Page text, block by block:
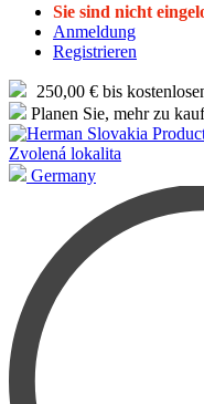
Sie sind nicht
Anmeldung
Registrieren
250,00 € bis
Planen Sie, mehr zu
Zvolená lokalita
Germany